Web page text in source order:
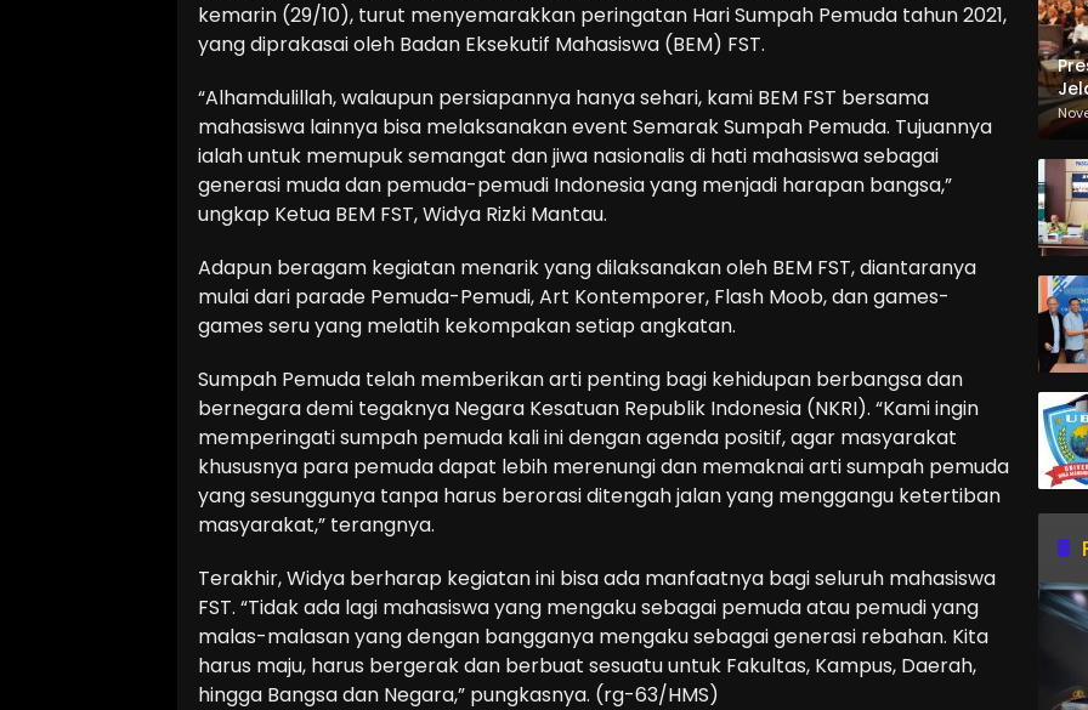
kemarin (29/10), turut menyemarakkan peringatan Hari Sumpah Pemuda tahun 2021,
yang diprakasai oleh Badan Eksekutif Mahasiswa (BEM) FST.
“Alhamdulillah, walaupun persiapannya hanya sehari, kami BEM FST bersama
mahasiswa lainnya bisa melaksanakan event Semarak Sumpah Pemuda. Tujuannya
ialah untuk memupuk semangat dan jiwa nasionalis di hati mahasiswa sebagai
generasi muda dan pemuda-pemudi Indonesia yang menjadi harapan bangsa,”
ungkap Ketua BEM FST, Widya Rizki Mantau.
Adapun beragam kegiatan menarik yang dilaksanakan oleh BEM FST, diantaranya
mulai dari parade Pemuda-Pemudi, Art Kontemporer, Flash Moob, dan games-
games seru yang melatih kekompakan setiap angkatan.
Sumpah Pemuda telah memberikan arti penting bagi kehidupan berbangsa dan
bernegara demi tegaknya Negara Kesatuan Republik Indonesia (NKRI). “Kami ingin
memperingati sumpah pemuda kali ini dengan agenda positif, agar masyarakat
khususnya para pemuda dapat lebih merenungi dan memaknai arti sumpah pemuda
yang sesunggunya tanpa harus berorasi ditengah jalan yang menggangu ketertiban
masyarakat,” terangnya.
Terakhir, Widya berharap kegiatan ini bisa ada manfaatnya bagi seluruh mahasiswa
FST. “Tidak ada lagi mahasiswa yang mengaku sebagai pemuda atau pemudi yang
malas-malasan yang dengan bangganya mengaku sebagai generasi rebahan. Kita
harus maju, harus bergerak dan berbuat sesuatu untuk Fakultas, Kampus, Daerah,
hingga Bangsa dan Negara,” pungkasnya. (rg-63/HMS)